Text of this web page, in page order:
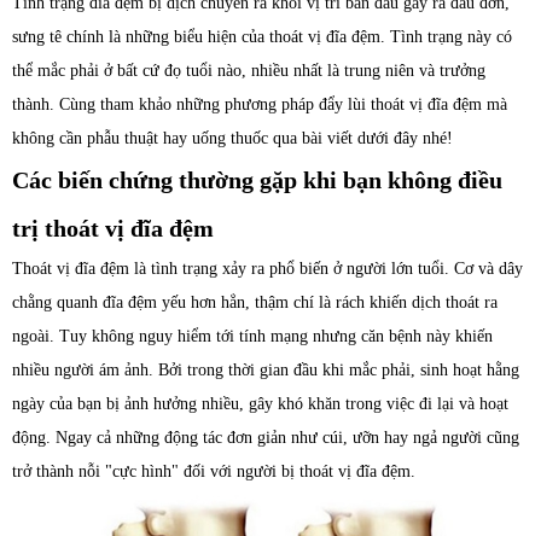
sưng tê chính là những biểu hiện của thoát vị đĩa đệm. Tình trạng này có
thể mắc phải ở bất cứ đọ tuổi nào, nhiều nhất là trung niên và trưởng
thành. Cùng tham khảo những phương pháp đẩy lùi thoát vị đĩa đệm mà
không cần phẫu thuật hay uống thuốc qua bài viết dưới đây nhé!
Các biến chứng thường gặp khi bạn không điều
trị thoát vị đĩa đệm
Thoát vị đĩa đệm là tình trạng xảy ra phổ biến ở người lớn tuổi. Cơ và dây
chằng quanh đĩa đệm yếu hơn hẳn, thậm chí là rách khiến dịch thoát ra
ngoài. Tuy không nguy hiểm tới tính mạng nhưng căn bệnh này khiến
nhiều người ám ảnh. Bởi trong thời gian đầu khi mắc phải, sinh hoạt hằng
ngày của bạn bị ảnh hưởng nhiều, gây khó khăn trong việc đi lại và hoạt
động. Ngay cả những động tác đơn giản như cúi, ưỡn hay ngả người cũng
trở thành nỗi "cực hình" đối với người bị thoát vị đĩa đệm.